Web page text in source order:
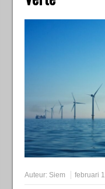
Auteur: Siem februari